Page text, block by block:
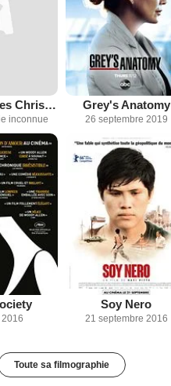
Athena Saves Christmas
inconnue
Grey's Anatomy
26 septembre 2019
2016
Soy Nero
21 septembre 2016
Toute sa filmographie